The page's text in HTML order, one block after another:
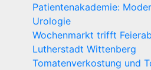
Patientenakademie:
Urologie
Wochenmarkt trifft
Lutherstadt Wittenberg
Tomatenverkostung und